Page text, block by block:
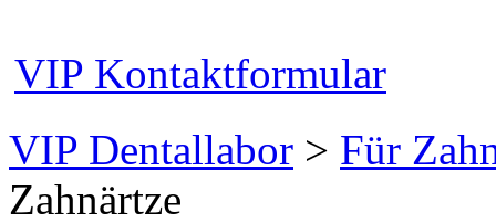
VIP Kontaktformular
VIP Dentallabor > Für
Zahnärtze